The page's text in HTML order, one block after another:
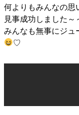
何よりもみんなの思
見事成功しました～
みんなも無事にジュ
♡